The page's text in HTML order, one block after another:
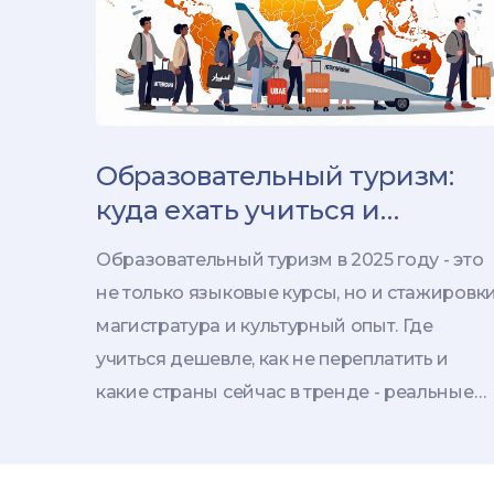
Образовательный туризм:
куда ехать учиться и
проходить стажировки за
рубежом в 2025 году
Образовательный туризм в 2025 году - это
не только языковые курсы, но и
магистратура и культурный опыт. Где
учиться дешевле, как не переплатить и
какие страны сейчас в тренде - реальные